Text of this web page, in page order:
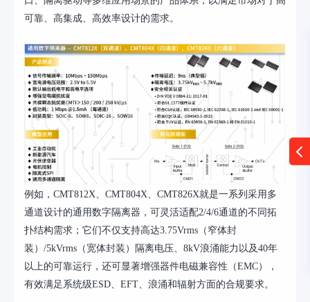
可靠、高集成、高效率设计的需求。
例如， CMT812X、CMT804X、CMT826X就是一系列采用多
通道设计的通用数字隔离器，可灵活适配2/4/6通道的不同拓
扑结构需求；它们不仅支持高达3.75Vrms（窄体封
装）/5kVrms（宽体封装）隔离电压、8kV浪涌能力以及40年
以上的可靠运行，还可显著增强器件电磁兼容性（EMC），
有效满足系统级ESD、EFT、浪涌和辐射方面的合规要求。